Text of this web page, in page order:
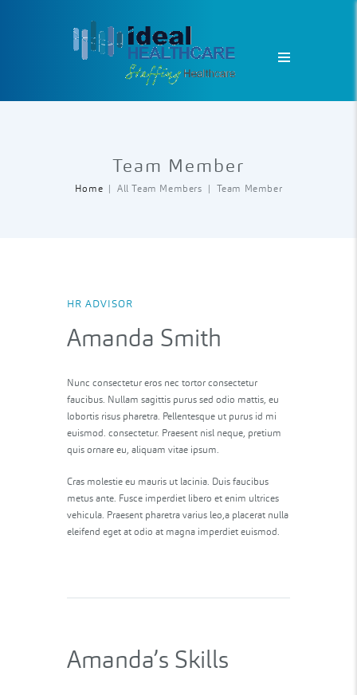
Team Member
Home All Team Members Team Member
HR ADVISOR
Amanda Smith
Nunc consectetur eros nec tortor consectetur
faucibus. Nullam sagittis purus sed odio mattis, eu
lobortis risus pharetra. Pellentesque ut purus id mi
euismod. consectetur. Praesent nisl neque, pretium
quis ornare eu, aliquam vitae ipsum.
Cras molestie eu mauris ut lacinia. Duis faucibus
metus ante. Fusce imperdiet libero et enim ultrices
vehicula. Praesent pharetra varius leo,a placerat nulla
eleifend eget at odio at magna imperdiet euismod.
Amanda’s Skills